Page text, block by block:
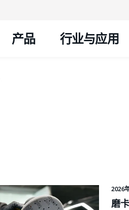
产品 行业与应用
2026
磨